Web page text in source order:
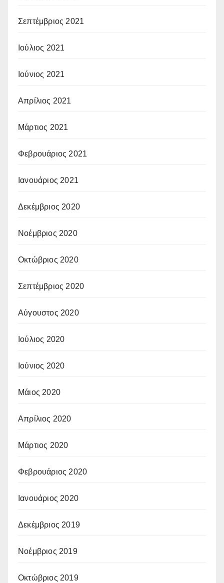
Σεπτέμβριος 2021
Ιούλιος 2021
Ιούνιος 2021
Απρίλιος 2021
Μάρτιος 2021
Φεβρουάριος 2021
Ιανουάριος 2021
Δεκέμβριος 2020
Νοέμβριος 2020
Οκτώβριος 2020
Σεπτέμβριος 2020
Αύγουστος 2020
Ιούλιος 2020
Ιούνιος 2020
Μάιος 2020
Απρίλιος 2020
Μάρτιος 2020
Φεβρουάριος 2020
Ιανουάριος 2020
Δεκέμβριος 2019
Νοέμβριος 2019
Οκτώβριος 2019